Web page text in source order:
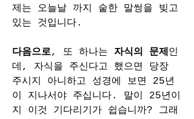
제는 오늘날 까지 숱한 말썽을 빚고
있는 것입니다.
다음으로, 또 하나는 자식의 문제 인
데, 자식을 주신다고 했으면 당장
주시지 아니하고 성경에 보면 25년
이 지나서야 주십니다. 말이 25년이
지 이것 기다리기가 쉽습니까? 그래